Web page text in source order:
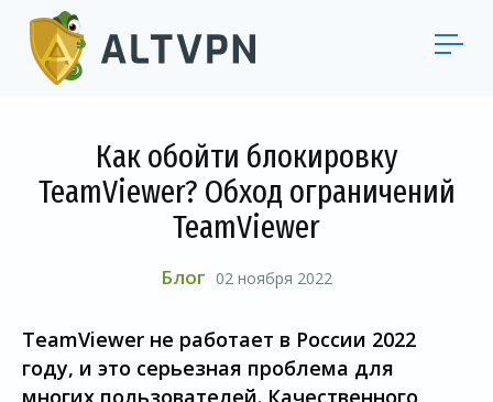
Как обойти блокировку
TeamViewer? Обход ограничений
TeamViewer
Блог 02 ноября 2022
TeamViewer не работает в России 2022
году, и это серьезная проблема для
многих пользователей. Качественного